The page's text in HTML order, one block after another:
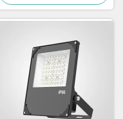
100110LMW geeignet für
kommerzielle Anwendungen